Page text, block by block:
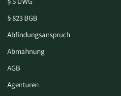
§ 823 BGB
Abfindungsanspruch
Abmahnung
AGB
Agenturen